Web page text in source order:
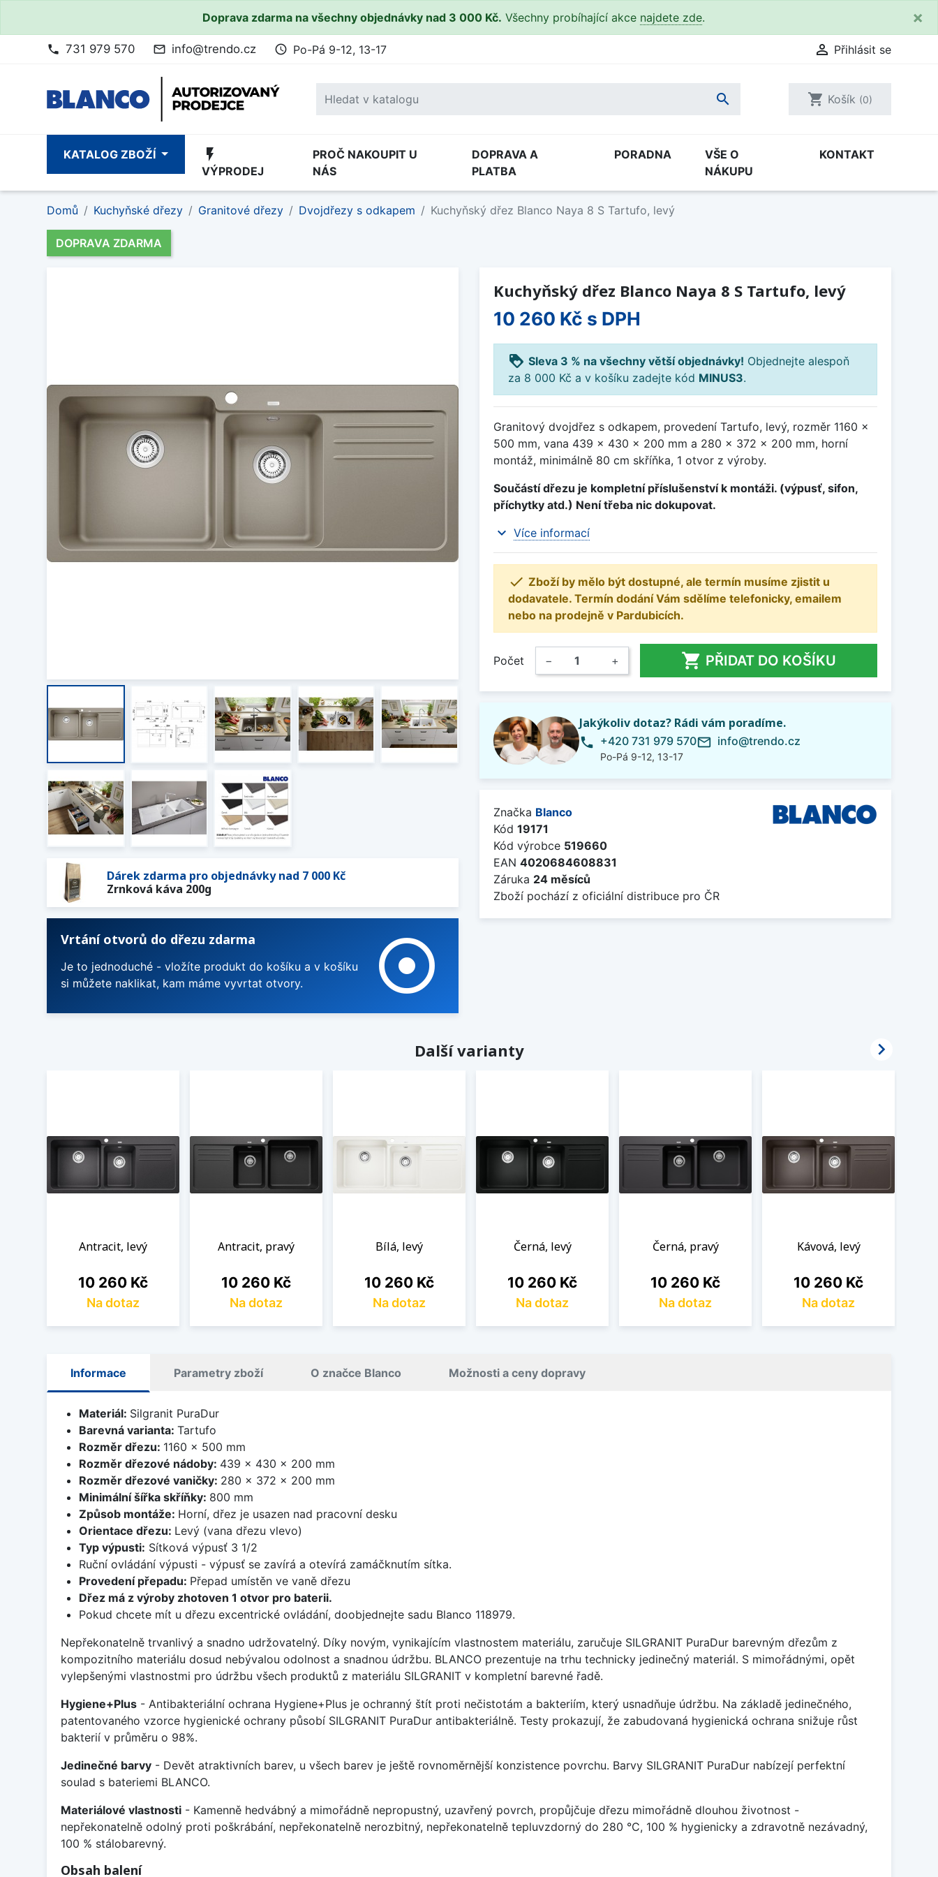
Doprava zdarma na všechny objednávky nad 3 000 Kč. Všechny probíhající akce najdete zde. ×
phone 731 979 570 mail_outline info@trendo.cz access_time Po-Pá 9-12, 13-17  Přihlásit se
 shopping_cart Košík (0)
KATALOG ZBOŽÍ flash_on
VÝPRODEJ
PROČ NAKOUPIT U
NÁS
DOPRAVA A
PLATBA
PORADNA
VŠE O
NÁKUPU
KONTAKT
Domů Kuchyňské dřezy Granitové dřezy Dvojdřezy s odkapem Kuchyňský dřez Blanco Naya 8 S Tartufo, levý
DOPRAVA ZDARMA
Dárek zdarma pro objednávky nad 7 000 Kč
Zrnková káva 200g
Vrtání otvorů do dřezu zdarma
Je to jednoduché - vložíte produkt do košíku a v košíku
si můžete naklikat, kam máme vyvrtat otvory.
adjust
Kuchyňský dřez Blanco Naya 8 S Tartufo, levý
10 260 Kč s DPH
loyalty Sleva 3 % na všechny větší objednávky! Objednejte alespoň
za 8 000 Kč a v košíku zadejte kód MINUS3.
Granitový dvojdřez s odkapem, provedení Tartufo, levý, rozměr 1160 x
500 mm, vana 439 x 430 x 200 mm a 280 x 372 x 200 mm, horní
montáž, minimálně 80 cm skříňka, 1 otvor z výroby.
Součástí dřezu je kompletní příslušenství k montáži. (výpusť, sifon,
příchytky atd.) Není třeba nic dokupovat.
expand_more Více informací
 Zboží by mělo být dostupné, ale termín musíme zjistit u
dodavatele. Termín dodání Vám sdělíme telefonicky, emailem
nebo na prodejně v Pardubicích.
Počet − +  PŘIDAT DO KOŠÍKU
Jakýkoliv dotaz? Rádi vám poradíme.
phone +420 731 979 570
Po-Pá 9-12, 13-17
mail_outline info@trendo.cz
Značka Blanco
Kód 19171
Kód výrobce 519660
EAN 4020684608831
Záruka 24 měsíců
Zboží pochází z oficiální distribuce pro ČR
Další varianty
Antracit, levý
Cena
10 260 Kč
Na dotaz
Antracit, pravý
Cena
10 260 Kč
Na dotaz
Bílá, levý
Cena
10 260 Kč
Na dotaz
Černá, levý
Cena
10 260 Kč
Na dotaz
Černá, pravý
Cena
10 260 Kč
Na dotaz
Kávová, levý
Cena
10 260 Kč
Na dotaz

Informace Parametry zboží O značce Blanco Možnosti a ceny dopravy
Materiál: Silgranit PuraDur
Barevná varianta: Tartufo
Rozměr dřezu: 1160 x 500 mm
Rozměr dřezové nádoby: 439 x 430 x 200 mm
Rozměr dřezové vaničky: 280 x 372 x 200 mm
Minimální šířka skříňky: 800 mm
Způsob montáže: Horní, dřez je usazen nad pracovní desku
Orientace dřezu: Levý (vana dřezu vlevo)
Typ výpusti: Sítková výpusť 3 1/2
Ruční ovládání výpusti - výpusť se zavírá a otevírá zamáčknutím sítka.
Provedení přepadu: Přepad umístěn ve vaně dřezu
Dřez má z výroby zhotoven 1 otvor pro baterii.
Pokud chcete mít u dřezu excentrické ovládání, doobjednejte sadu Blanco 118979.
Nepřekonatelně trvanlivý a snadno udržovatelný. Díky novým, vynikajícím vlastnostem materiálu, zaručuje SILGRANIT PuraDur barevným dřezům z
kompozitního materiálu dosud nebývalou odolnost a snadnou údržbu. BLANCO prezentuje na trhu technicky jedinečný materiál. S mimořádnými, opět
vylepšenými vlastnostmi pro údržbu všech produktů z materiálu SILGRANIT v kompletní barevné řadě.
Hygiene+Plus - Antibakteriální ochrana Hygiene+Plus je ochranný štít proti nečistotám a bakteriím, který usnadňuje údržbu. Na základě jedinečného,
patentovaného vzorce hygienické ochrany působí SILGRANIT PuraDur antibakteriálně. Testy prokazují, že zabudovaná hygienická ochrana snižuje růst
bakterií v průměru o 98%.
Jedinečné barvy - Devět atraktivních barev, u všech barev je ještě rovnoměrnější konzistence povrchu. Barvy SILGRANIT PuraDur nabízejí perfektní
soulad s bateriemi BLANCO.
Materiálové vlastnosti - Kamenně hedvábný a mimořádně nepropustný, uzavřený povrch, propůjčuje dřezu mimořádně dlouhou životnost -
nepřekonatelně odolný proti poškrábání, nepřekonatelně nerozbitný, nepřekonatelně tepluvzdorný do 280 °C, 100 % hygienicky a zdravotně nezávadný,
100 % stálobarevný.
Obsah balení